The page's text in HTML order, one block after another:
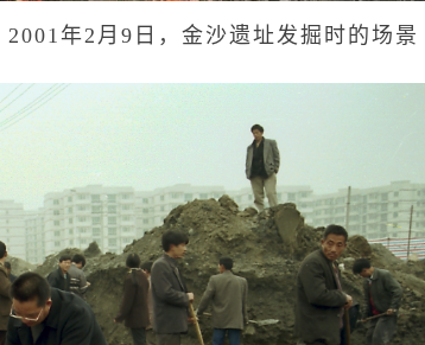
2001年2月9日，金沙遗址发掘时的场景